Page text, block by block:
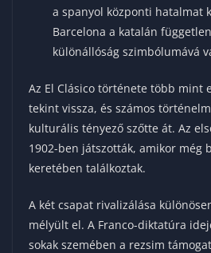
a spanyol központi hatalmat
Barcelona a katalán
különállóság szimbólumává
Az El Clásico története több mint
tekint vissza, és számos
kulturális tényező szőtte át. Az
1902-ben játszották, amikor még
keretében találkoztak.
A két csapat rivalizálása
mélyült el. A Franco-diktatúra
sokak szemében a rezsim